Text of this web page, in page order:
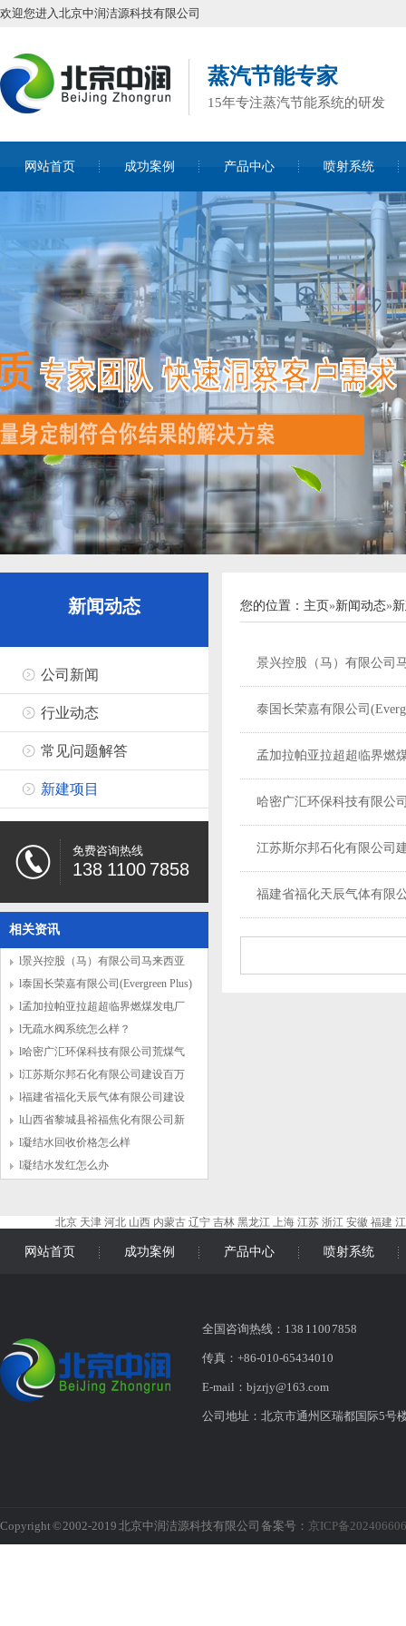
欢迎您进入北京中润洁源科技有限公司
蒸汽节能专家
15年专注蒸汽节能系统的研发
网站首页 成功案例 产品中心 喷射系统
新闻动态
公司新闻
行业动态
常见问题解答
新建项目
免费咨询热线
138 1100 7858
相关资讯
l景兴控股（马）有限公司马来西亚
140万吨浆纸项
l泰国长荣嘉有限公司(Evergreen Plus)
年产42万吨纸浆
l孟加拉帕亚拉超超临界燃煤发电厂
二期
l无疏水阀系统怎么样？
l哈密广汇环保科技有限公司荒煤气
制乙二醇项目
l江苏斯尔邦石化有限公司建设百万
吨煤制甲醇项
l福建省福化天辰气体有限公司建设
大型煤气化项
l山西省黎城县裕福焦化有限公司新
建600万吨焦化
l凝结水回收价格怎么样
l凝结水发红怎么办
您的位置： 主页»新闻动态»
景兴控股（马）有限公司
泰国长荣嘉有限公司
孟加拉帕亚拉超超临界燃
哈密广汇环保科技有限公
江苏斯尔邦石化有限公司
福建省福化天辰气体有限
北京 天津 河北 山西 内蒙古 辽宁 吉林 黑龙江 上海 江苏 浙江 安徽 福建
网站首页 成功案例 产品中心 喷射系统
全国咨询热线：138 1100 7858
传真：+86-010-65434010
E-mail：bjzrjy@163.com
公司地址：北京市通州区瑞都国际5号
Copyright © 2002-2019 北京中润洁源科技有限公司 备案号： 京ICP备